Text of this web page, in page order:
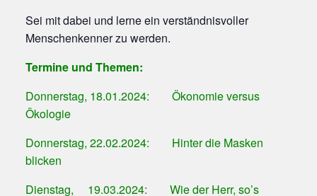
Sei mit dabei und lerne ein verständnisvoller
Menschenkenner zu werden.
Termine und Themen:
Donnerstag, 18.01.2024: Ökonomie versus
Ökologie
Donnerstag, 22.02.2024: Hinter die Masken
blicken
Dienstag, 19.03.2024: Wie der Herr, so’s